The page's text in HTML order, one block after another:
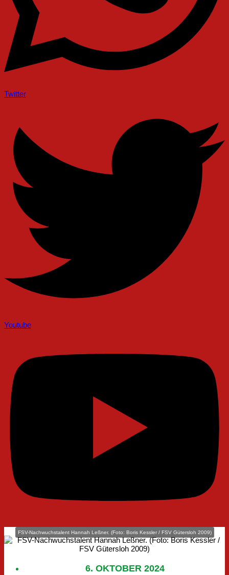
Twitter
Youtube
FSV-Nachwuchstalent Hannah Leßner. (Foto: Boris Kessler / FSV Gütersloh 2009)
6. OKTOBER 2024